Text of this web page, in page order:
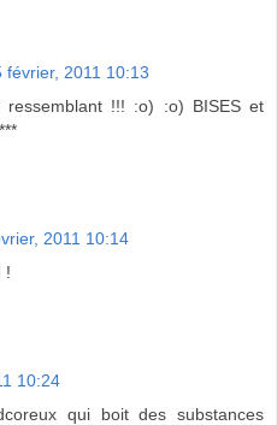
février, 2011 10:13
ressemblant !!! :o) :o) BISES et
2011 10:14
!
10:24
qui boit des substances